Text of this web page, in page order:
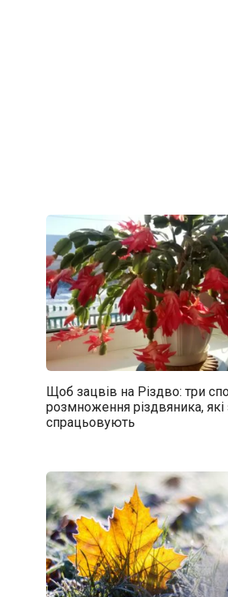
Щоб зацвів на Різдво: три
розмноження різдвяника,
спрацьовують